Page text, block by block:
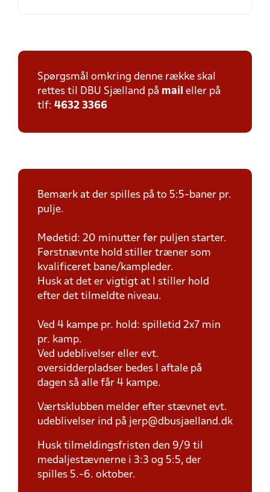
Spørgsmål omkring denne række skal
rettes til DBU Sjælland på mail eller på
tlf: 4632 3366
Bemærk at der spilles på to 5:5-baner pr.
pulje.
Mødetid: 20 minutter før puljen starter.
Førstnævnte hold stiller træner som
kvalificeret bane/kampleder.
Husk at det er vigtigt at I stiller hold
efter det tilmeldte niveau.
Ved 4 kampe pr. hold: spilletid 2x7 min
pr. kamp.
Ved udeblivelser eller evt.
oversidderpladser bedes I aftale på
dagen så alle får 4 kampe.
Værtsklubben melder efter stævnet evt.
udeblivelser ind på jerp@dbusjaelland.dk
Husk tilmeldingsfristen den 9/9 til
medaljestævnerne i 3:3 og 5:5, der
spilles 5.-6. oktober.